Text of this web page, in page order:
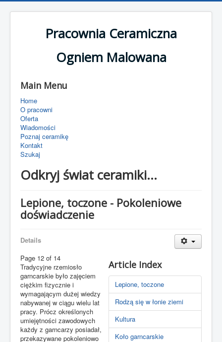
Pracownia Ceramiczna
Ogniem Malowana
Main Menu
Home
O pracowni
Oferta
Wiadomości
Poznaj ceramikę
Kontakt
Szukaj
Odkryj świat ceramiki...
Lepione, toczone - Pokoleniowe
doświadczenie
Details
Article Index
Lepione, toczone
Rodzą się w łonie ziemi
Kultura
Koło garncarskie
Page 12 of 14
Tradycyjne rzemiosło
garncarskie było zajęciem
ciężkim fizycznie i
wymagającym dużej wiedzy
nabywanej w ciągu wielu lat
pracy. Prócz określonych
umiejętności zawodowych
każdy z garncarzy posiadał,
przekazywane pokoleniowo